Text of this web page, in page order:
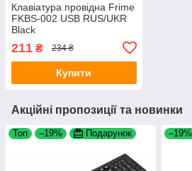
Клавіатура провідна Frime
FKBS-002 USB RUS/UKR
Black
211 ₴ 234 ₴
Купити
Акційні пропозиції та новинки
Топ –19% Подарунок –19%